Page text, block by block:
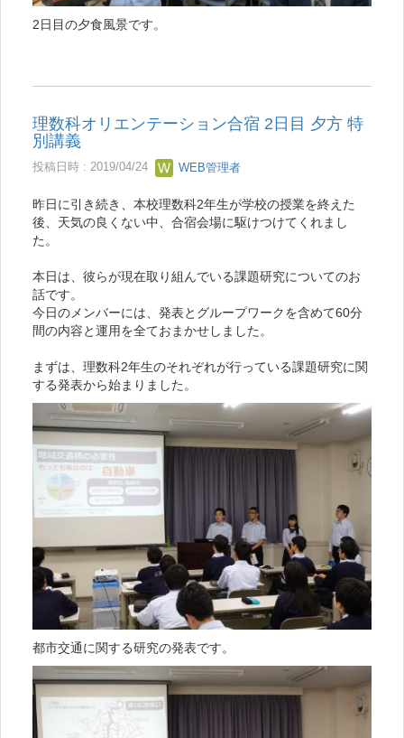
2日目の夕食風景です。
理数科オリエンテーション合宿 2日目 夕方 特
別講義
投稿日時 : 2019/04/24 WEB管理者
昨日に引き続き、本校理数科2年生が学校の授業を終えた
後、天気の良くない中、合宿会場に駆けつけてくれまし
た。
本日は、彼らが現在取り組んでいる課題研究についてのお
話です。
今日のメンバーには、発表とグループワークを含めて60分
間の内容と運用を全ておまかせしました。
まずは、理数科2年生のそれぞれが行っている課題研究に関
する発表から始まりました。
都市交通に関する研究の発表です。